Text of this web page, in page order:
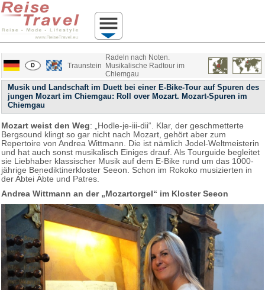
Traunstein
Radeln nach Noten.
Musikalische Radtour im
Chiemgau
Musik und Landschaft im Duett bei einer E-Bike-Tour auf Spuren des
jungen Mozart im Chiemgau: Roll over Mozart. Mozart-Spuren im
Chiemgau
Mozart weist den Weg: „Hodle-je-iii-dii“. Klar, der geschmetterte
Bergsound klingt so gar nicht nach Mozart, gehört aber zum
Repertoire von Andrea Wittmann. Die ist nämlich Jodel-Weltmeisterin
und hat auch sonst musikalisch Einiges drauf. Als Tourguide begleitet
sie Liebhaber klassischer Musik auf dem E-Bike rund um das 1000-
jährige Benediktinerkloster Seeon. Schon im Rokoko musizierten in
der Abtei Äbte und Patres.
Andrea Wittmann an der „Mozartorgel“ im Kloster Seeon